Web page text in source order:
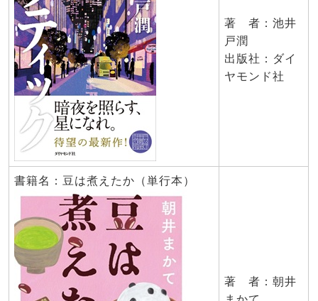
著 者：池井
戸潤
出版社：ダイ
ヤモンド社
書籍名：豆は煮えたか（単行本）
著 者：朝井